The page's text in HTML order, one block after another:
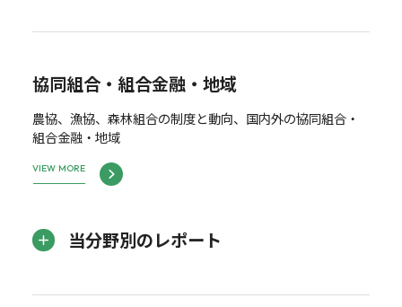
協同組合・組合金融・地域
農協、漁協、森林組合の制度と動向、国内外の協同組合・
組合金融・地域
VIEW MORE
当分野別のレポート